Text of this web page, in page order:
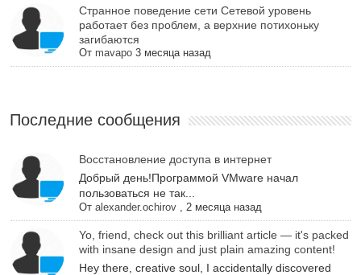
Cтранное поведение сети Сетевой уровень
работает без проблем, а верхние потихоньку
загибаются
От mavapo 3 месяца назад
Последние сообщения
Восстановление доступа в интернет
Добрый день!Программой VMware начал
пользоваться не так...
От alexander.ochirov 2 месяца назад
Yo, friend, check out this brilliant article — it's packed
with insane design and just plain amazing content!
Hey there, creative soul, I accidentally discovered